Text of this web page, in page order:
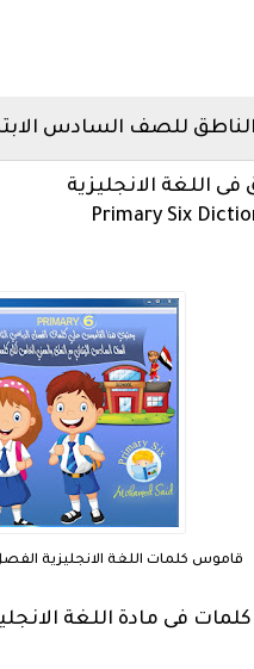
للصف السادس
اللغة الانجليزية
Primary Six
قاموس كلمات اللغة الانجليزية
فى مادة اللغة